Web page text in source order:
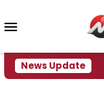
konten
News Update
Krisi Air